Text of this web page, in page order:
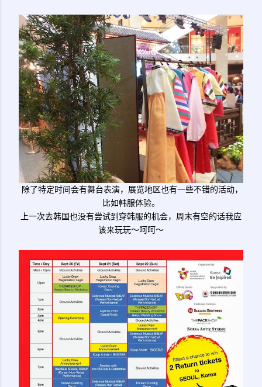
除了特定时间会有舞台表演，展览地区也有一些不错的活动，
比如韩服体验。
上一次去韩国也没有尝试到穿韩服的机会，周末有空的话我应
该来玩玩～呵呵～